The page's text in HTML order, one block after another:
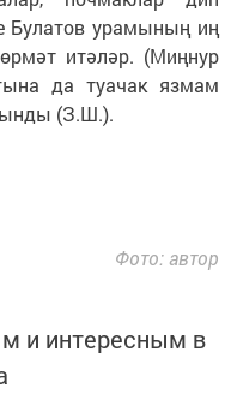
Булатов урамының иң
итәләр. (Миңнур
да туачак язмам
(З.Ш.).
Фото: автор
и интересным в